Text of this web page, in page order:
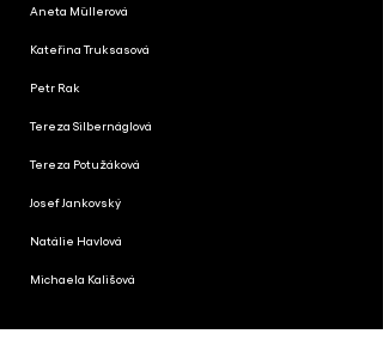
Aneta Müllerová
Kateřina Truksasová
Petr Rak
Tereza Silbernáglová
Tereza Potužáková
Josef Jankovský
Natálie Havlová
Michaela Kališová